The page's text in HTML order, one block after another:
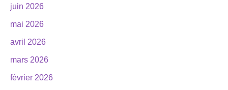
juin 2026
mai 2026
avril 2026
mars 2026
février 2026